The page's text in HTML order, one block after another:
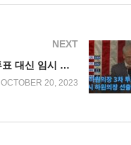
NEXT
새 하원의장 3차 투표 대신 임시 하원의장 선출안 급부상 ‘진통은 계속’
OCTOBER 20, 2023